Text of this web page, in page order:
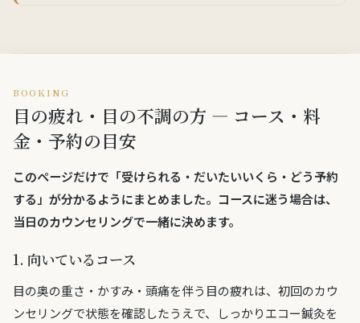
BOOKING
目の疲れ・目の不調の方 — コース・料
金・予約の目安
このページだけで「受けられる・だいたいいくら・どう予約
する 」が分かるようにまとめました。コースに迷う場合は、
当日のカウンセリングで一緒に決めます。
1. 向いているコース
目の奥の重さ・かすみ・頭痛を伴う目の疲れは、初回のカウ
ンセリングで状態を確認したうえで、しっかりエコー鍼灸を